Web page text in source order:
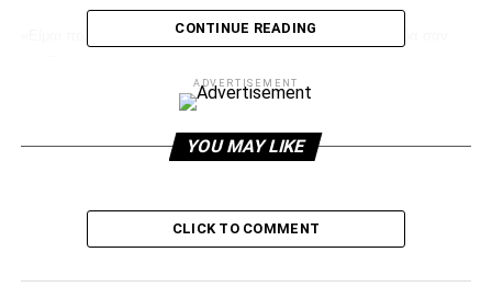
«Είμαι πολύ χαρούμενος που ήρθα σε μια τόσο μεγάλη ομάδα σαν
-το αν είναι εφικτή η έξοδος στο Champions League μέσω των πλέι
θα πάνε όλα καλά».
CONTINUE READING
ADVERTISEMENT
YOU MAY LIKE
CLICK TO COMMENT